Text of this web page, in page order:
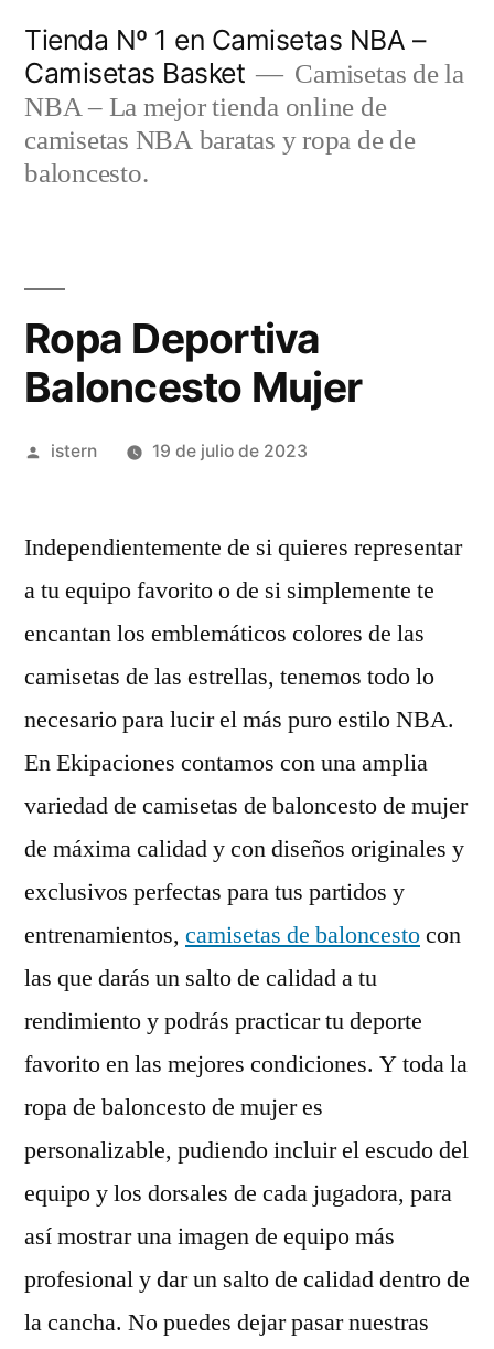
contenido
Tienda Nº 1 en Camisetas NBA –
Camisetas Basket
Camisetas de la
NBA – La mejor tienda online de
camisetas NBA baratas y ropa de de
baloncesto.
Ropa Deportiva
Baloncesto Mujer
Publicado
istern 19 de julio de 2023
Independientemente de si quieres representar
a tu equipo favorito o de si simplemente te
encantan los emblemáticos colores de las
camisetas de las estrellas, tenemos todo lo
necesario para lucir el más puro estilo NBA.
En Ekipaciones contamos con una amplia
variedad de camisetas de baloncesto de mujer
de máxima calidad y con diseños originales y
exclusivos perfectas para tus partidos y
entrenamientos, camisetas de baloncestocon
las que darás un salto de calidad a tu
rendimiento y podrás practicar tu deporte
favorito en las mejores condiciones. Y toda la
ropa de baloncesto de mujer es
personalizable, pudiendo incluir el escudo del
equipo y los dorsales de cada jugadora, para
así mostrar una imagen de equipo más
profesional y dar un salto de calidad dentro de
la cancha. No puedes dejar pasar nuestras